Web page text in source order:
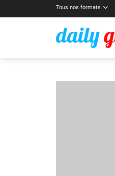
Tous nos formats